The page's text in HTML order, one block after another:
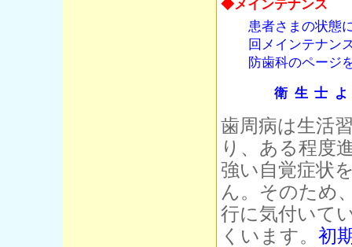
◆メインテナンス
患者さまの状態
回メインテナン
防歯科のページ
衛生士
歯周病は生活
り、ある程度
強い自覚症状
ん。そのため
行に気付いて
くいます。 初